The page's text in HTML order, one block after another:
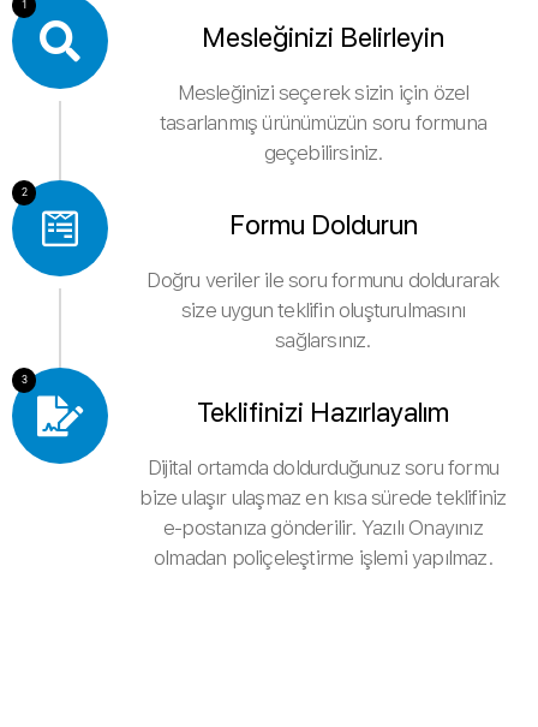
1
Mesleğinizi Belirleyin
Mesleğinizi seçerek sizin için özel
tasarlanmış ürünümüzün soru formuna
geçebilirsiniz.
2
Formu Doldurun
Doğru veriler ile soru formunu doldurarak
size uygun teklifin oluşturulmasını
sağlarsınız.
3
Teklifinizi Hazırlayalım
Dijital ortamda doldurduğunuz soru formu
bize ulaşır ulaşmaz en kısa sürede teklifiniz
e-postanıza gönderilir. Yazılı Onayınız
olmadan poliçeleştirme işlemi yapılmaz.